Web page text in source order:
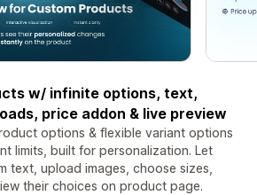
w/ infinite options, text,
price addon & live preview
options & flexible variant options
limits, built for personalization. Let
text, upload images, choose sizes,
their choices on product page.